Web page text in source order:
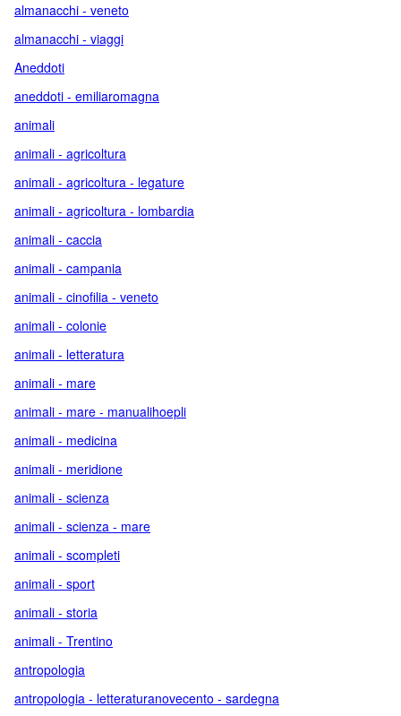
almanacchi - veneto
almanacchi - viaggi
Aneddoti
aneddoti - emiliaromagna
animali
animali - agricoltura
animali - agricoltura - legature
animali - agricoltura - lombardia
animali - caccia
animali - campania
animali - cinofilia - veneto
animali - colonie
animali - letteratura
animali - mare
animali - mare - manualihoepli
animali - medicina
animali - meridione
animali - scienza
animali - scienza - mare
animali - scompleti
animali - sport
animali - storia
animali - Trentino
antropologia
antropologia - letteraturanovecento - sardegna